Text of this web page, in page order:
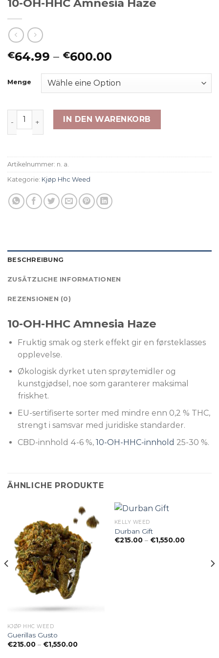
10-OH-HHC Amnesia Haze
€64.99 – €600.00
bis
€600.00
Menge
10-OH-HHC Amnesia Haze Menge
IN DEN WARENKORB
Artikelnummer: n. a.
Kategorie: Kjøp Hhc Weed
BESCHREIBUNG
ZUSÄTZLICHE INFORMATIONEN
REZENSIONEN (0)
10-OH-HHC Amnesia Haze
Fruktig smak og sterk effekt gir en førsteklasses
opplevelse.
Økologisk dyrket uten sprøytemidler og
kunstgjødsel, noe som garanterer maksimal
friskhet.
EU-sertifiserte sorter med mindre enn 0,2 % THC,
strengt i samsvar med juridiske standarder.
CBD-innhold 4-6 %, 10-OH-HHC-innhold 25-30 %.
ÄHNLICHE PRODUKTE
KJØP HHC WEED
Guerillas Gusto
€215.00 – €1,550.00Preisspanne:
KELLY WEED
Durban Gift
€215.00 – €1,550.00
€1,550.00